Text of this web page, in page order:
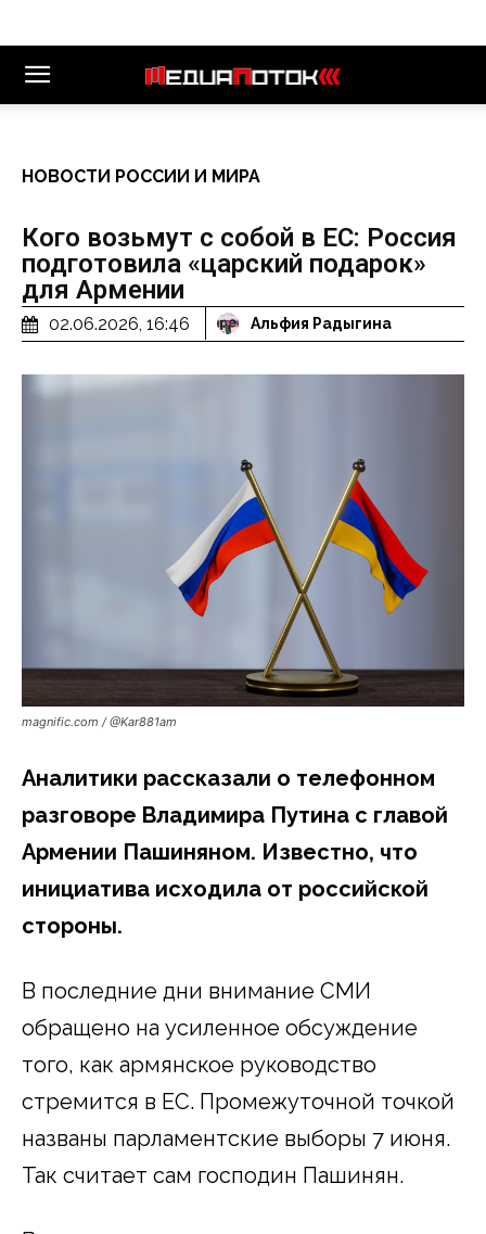
НОВОСТИ РОССИИ И МИРА
Кого возьмут с собой в ЕС: Россия
подготовила «царский подарок»
для Армении
02.06.2026, 16:46 Альфия Радыгина
magnific.com / @Kar881am
Аналитики рассказали о телефонном
разговоре Владимира Путина с главой
Армении Пашиняном. Известно, что
инициатива исходила от российской
стороны.
В последние дни внимание СМИ
обращено на усиленное обсуждение
того, как армянское руководство
стремится в ЕС. Промежуточной точкой
названы парламентские выборы 7 июня.
Так считает сам господин Пашинян.